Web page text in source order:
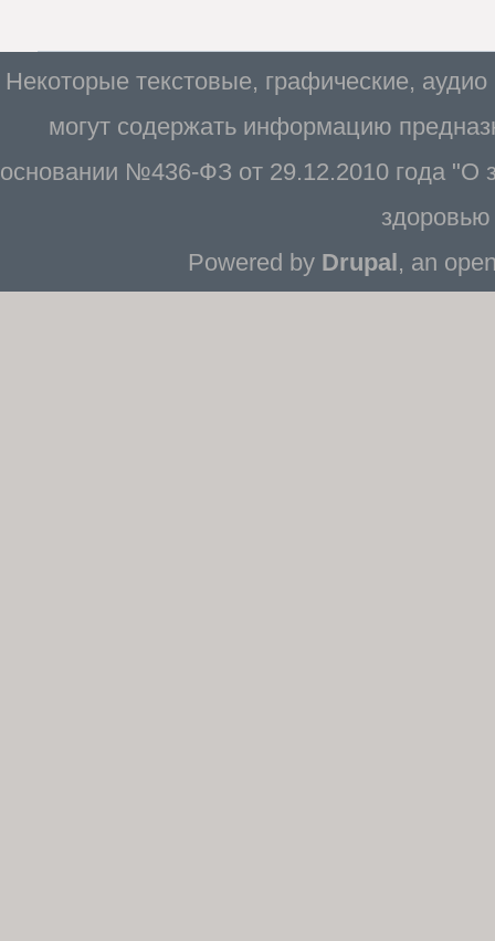
Некоторые текстовые, графические,
могут содержать информацию
основании №436-ФЗ от 29.12.2010 года "О
Powered by Drupal, an